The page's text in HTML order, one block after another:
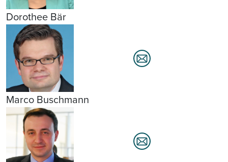
Dorothee Bär
Marco Buschmann